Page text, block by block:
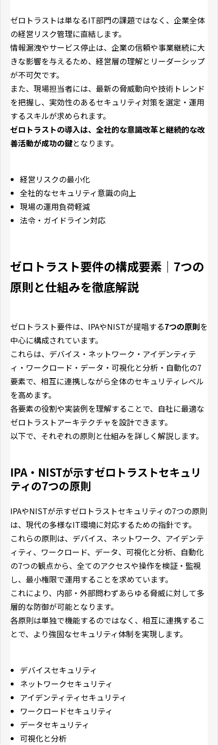
ゼロトラストは単なるIT部門の課題ではなく、企業全体
の経営リスク管理に直結します。
情報漏洩やサービス停止は、企業の信頼や事業継続に大
きな影響を与えるため、経営層の理解とリーダーシップ
が不可欠です。
また、現場担当者には、最新の脅威動向や技術トレンド
を把握し、実効性のあるセキュリティ対策を選定・運用
するスキルが求められます。
ゼロトラストの導入は、全社的な意識改革と継続的な改
善活動が成功の鍵となります。
経営リスクの最小化
全社的なセキュリティ意識の向上
現場の運用負荷軽減
法令・ガイドライン対応
ゼロトラスト要件の構成要素｜7つの
原則と仕組みを徹底解説
ゼロトラスト要件は、IPAやNISTが提唱する7つの原則を
中心に構成されています。
これらは、デバイス・ネットワーク・アイデンティテ
ィ・ワークロード・データ・可視化と分析・自動化の7
要素で、相互に連携しながら全体のセキュリティレベル
を高めます。
各要素の役割や実装例を理解することで、自社に最適な
ゼロトラストアーキテクチャを設計できます。
以下で、それぞれの原則と仕組みを詳しく解説します。
IPA・NISTが示すゼロトラストセキュリ
ティの7つの原則
IPAやNISTが示すゼロトラストセキュリティの7つの原則
は、現代の多様なIT環境に対応するための指針です。
これらの原則は、デバイス、ネットワーク、アイデンテ
ィティ、ワークロード、データ、可視化と分析、自動化
の7つの観点から、全てのアクセスや操作を検証・監視
し、最小権限で運用することを求めています。
これにより、内部・外部問わずあらゆる脅威に対して多
層的な防御が可能となります。
各原則は単独で機能するのではなく、相互に連携するこ
とで、より強固なセキュリティ体制を実現します。
デバイスセキュリティ
ネットワークセキュリティ
アイデンティティセキュリティ
ワークロードセキュリティ
データセキュリティ
可視化と分析